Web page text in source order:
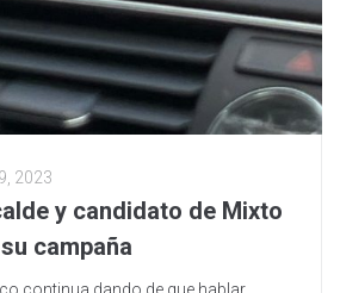
2023
y candidato de Mixto
campaña